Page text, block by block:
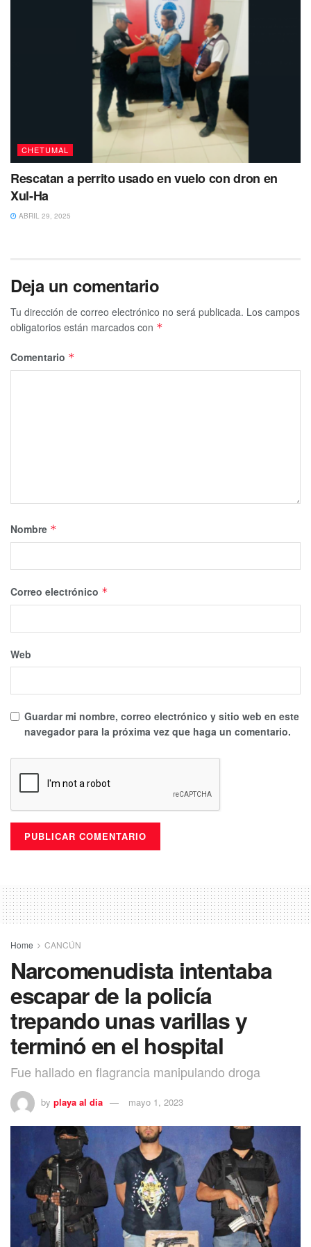
estatura de 1.70 metros. Como seña particular tiene una
cicatriz en la frente y en las mejillas marca de acné.
Si tienes información de su paradero, sus familiares y
autoridades agradecerían mucho que por favor te
984 8730163
desaparecido FGE
QuintanaRoo
CHETUMAL
Rescatan a perrito usado en vuelo con dron en
Xul-Ha
ABRIL 29, 2025
Deja un comentario
Tu dirección de correo electrónico no será publicada. Los campos
obligatorios están marcados con *
Comentario *
Nombre *
Correo electrónico *
Web
Guardar mi nombre, correo electrónico y sitio web en este
navegador para la próxima vez que haga un comentario.
Home CANCÚN
Narcomenudista intentaba
escapar de la policía
trepando unas varillas y
terminó en el hospital
Fue hallado en flagrancia manipulando droga
by playa al dia mayo 1, 2023